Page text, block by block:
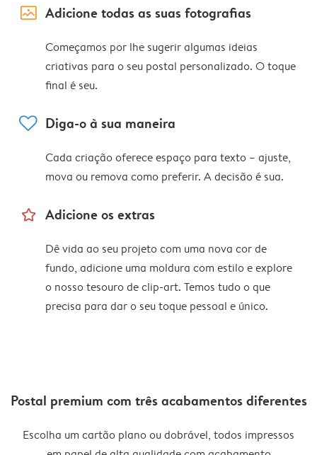
image_placeholder Adicione todas as suas fotografias
Começamos por lhe sugerir algumas ideias
criativas para o seu postal personalizado. O toque
final é seu.
heart Diga-o à sua maneira
Cada criação oferece espaço para texto – ajuste,
mova ou remova como preferir. A decisão é sua.
star_outline Adicione os extras
Dê vida ao seu projeto com uma nova cor de
fundo, adicione uma moldura com estilo e explore
o nosso tesouro de clip-art. Temos tudo o que
precisa para dar o seu toque pessoal e único.
Postal premium com três acabamentos diferentes
Escolha um cartão plano ou dobrável, todos impressos